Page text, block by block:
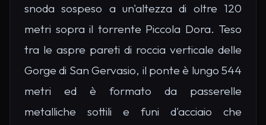
snoda sospeso a un'altezza di oltre 120
metri sopra il torrente Piccola Dora. Teso
tra le aspre pareti di roccia verticale delle
Gorge di San Gervasio, il ponte è lungo 544
metri ed è formato da passerelle
metalliche sottili e funi d'acciaio che